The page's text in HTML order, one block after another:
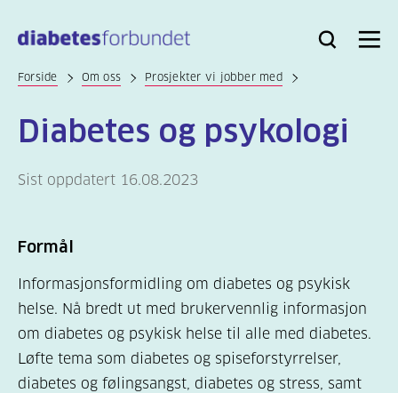
hovedinnhold
Bli
Logg
Søk Meny
Forside Om oss Prosjekter vi jobber med
Diabetes og psykologi
Sist oppdatert 16.08.2023
Formål
Informasjonsformidling om diabetes og psykisk
helse. Nå bredt ut med brukervennlig informasjon
om diabetes og psykisk helse til alle med diabetes.
Løfte tema som diabetes og spiseforstyrrelser,
diabetes og følingsangst, diabetes og stress, samt